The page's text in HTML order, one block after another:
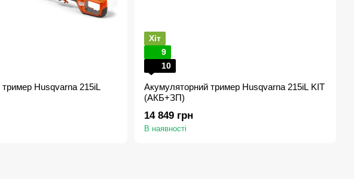
Husqvarna 215iL
Хіт
9
10
Акумуляторний тример Husqvarna 215iL KІТ
(АКБ+ЗП)
14 849 грн
В наявності